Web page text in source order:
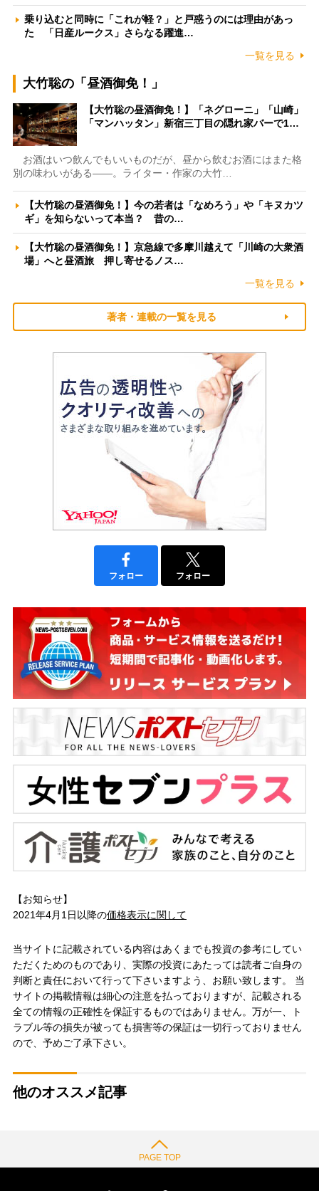
乗り込むと同時に「これが軽？」と戸惑うのには理由があっ
た 「日産ルークス」さらなる躍進…
一覧を見る
大竹聡の「昼酒御免！」
【大竹聡の昼酒御免！】「ネグローニ」「山崎」
「マンハッタン」新宿三丁目の隠れ家バーで1…
お酒はいつ飲んでもいいものだが、昼から飲むお酒にはまた格
別の味わいがある――。ライター・作家の大竹…
【大竹聡の昼酒御免！】今の若者は「なめろう」や「キヌカツ
ギ」を知らないって本当？ 昔の…
【大竹聡の昼酒御免！】京急線で多摩川越えて「川崎の大衆酒
場」へと昼酒旅 押し寄せるノス…
一覧を見る
著者・連載の一覧を見る
フォロー フォロー
【お知らせ】
2021年4月1日以降の価格表示に関して
当サイトに記載されている内容はあくまでも投資の参考にしてい
ただくためのものであり、実際の投資にあたっては読者ご自身の
判断と責任において行って下さいますよう、お願い致します。 当
サイトの掲載情報は細心の注意を払っておりますが、記載される
全ての情報の正確性を保証するものではありません。万が一、ト
ラブル等の損失が被っても損害等の保証は一切行っておりません
ので、予めご了承下さい。
他のオススメ記事
PAGE TOP